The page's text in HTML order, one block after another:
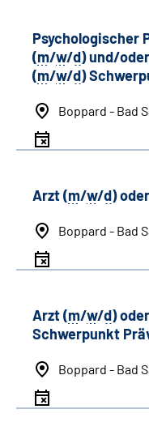
Psychologischer
(m/w/d) und/
(m/w/d)
Boppard - Bad
Arzt (m/w/d)
Boppard - Bad
Arzt (m/w/d)
Schwerpunkt
Boppard - Bad